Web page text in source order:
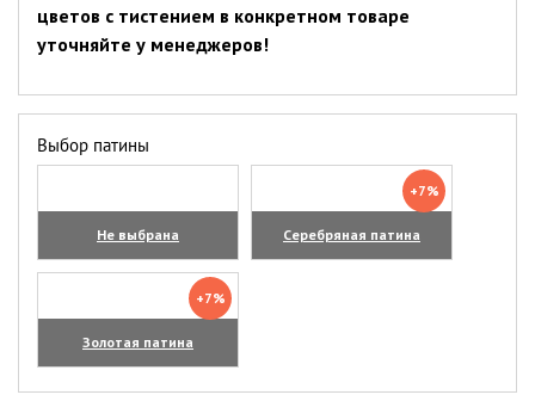
цветов с тистением в конкретном товаре
уточняйте у менеджеров!
Выбор патины
Не выбрана Серебряная патина
+7%
Золотая патина
+7%